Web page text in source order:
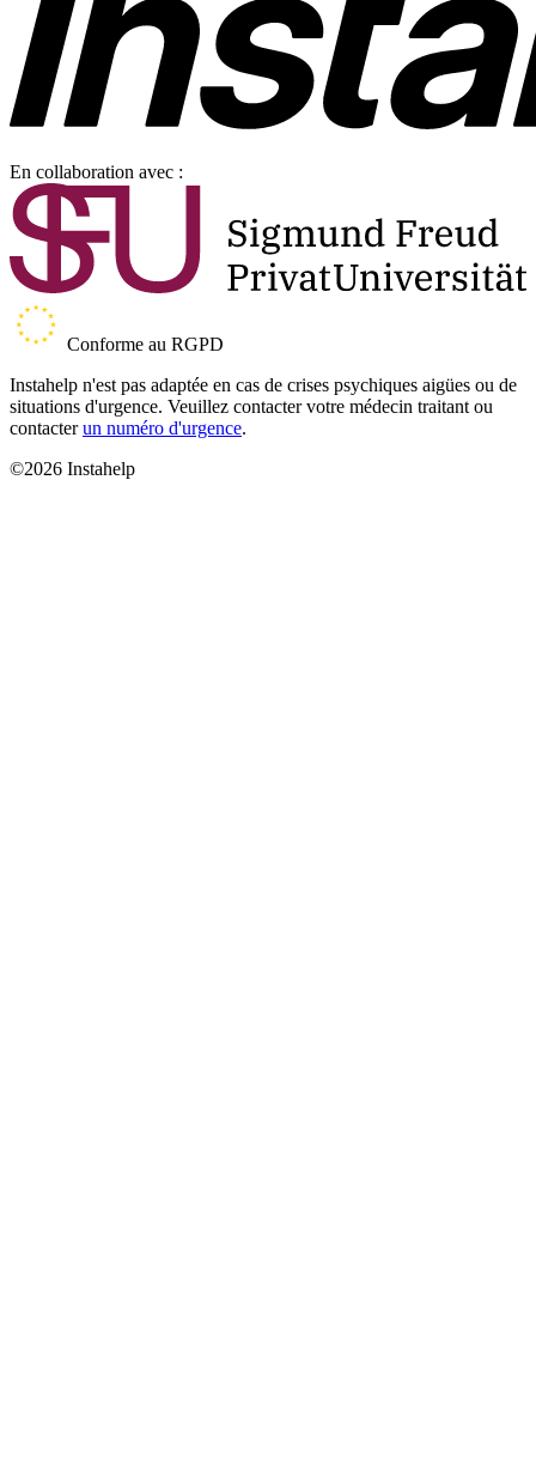
En collaboration avec :
Conforme au RGPD
Instahelp n'est pas adaptée en cas de crises psychiques aigües ou de
situations d'urgence. Veuillez contacter votre médecin traitant ou
contacterun numéro d'urgence.
©2026 Instahelp